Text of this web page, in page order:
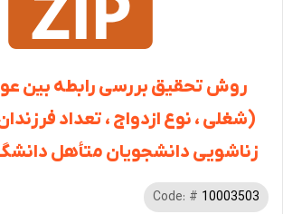
روش تحقیق بررسی رابطه بین
(شغلی ، نوع ازدواج ، تعداد
زناشویی دانشجویان متأهل
Code: # 10003503